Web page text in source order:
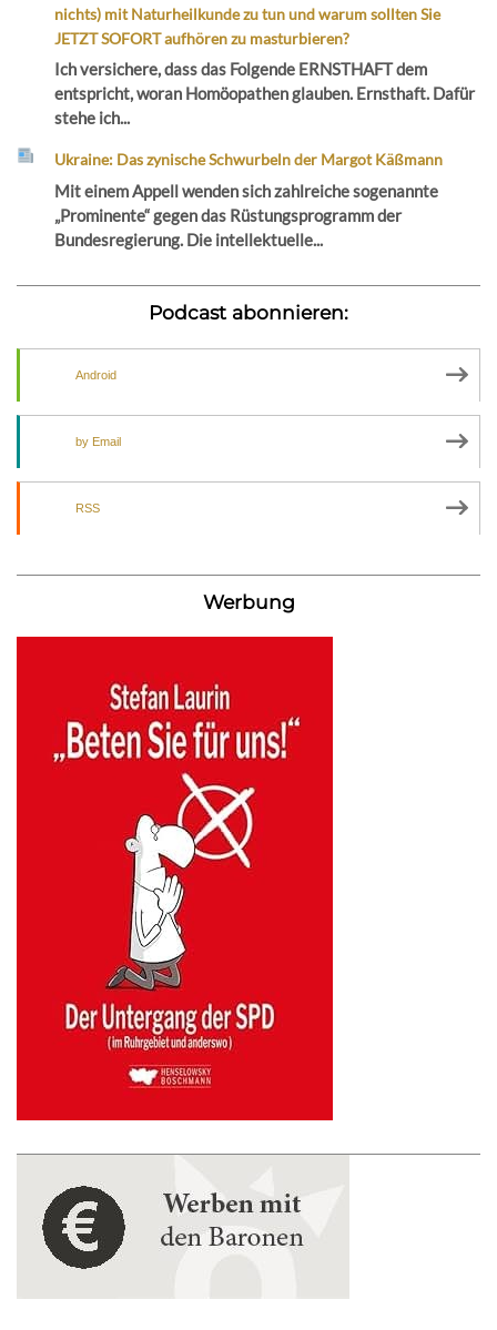
nichts) mit Naturheilkunde zu tun und warum sollten Sie
JETZT SOFORT aufhören zu masturbieren?
Ich versichere, dass das Folgende ERNSTHAFT dem
entspricht, woran Homöopathen glauben. Ernsthaft. Dafür
stehe ich...
Ukraine: Das zynische Schwurbeln der Margot Käßmann
Mit einem Appell wenden sich zahlreiche sogenannte
„Prominente“ gegen das Rüstungsprogramm der
Bundesregierung. Die intellektuelle...
Podcast abonnieren:
Android
by Email
RSS
Werbung